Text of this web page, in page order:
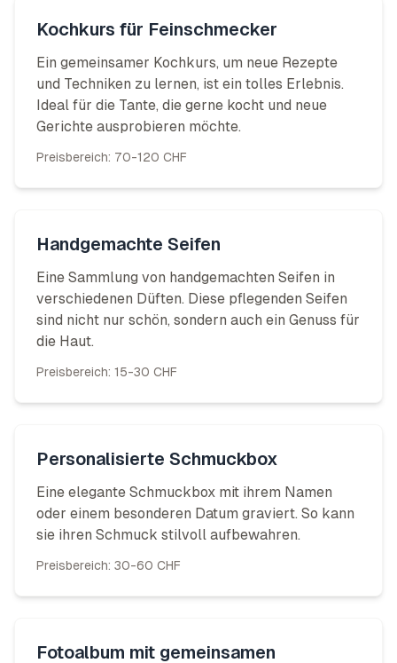
Kochkurs für Feinschmecker
Ein gemeinsamer Kochkurs, um neue Rezepte
und Techniken zu lernen, ist ein tolles Erlebnis.
Ideal für die Tante, die gerne kocht und neue
Gerichte ausprobieren möchte.
Preisbereich: 70-120 CHF
Handgemachte Seifen
Eine Sammlung von handgemachten Seifen in
verschiedenen Düften. Diese pflegenden Seifen
sind nicht nur schön, sondern auch ein Genuss für
die Haut.
Preisbereich: 15-30 CHF
Personalisierte Schmuckbox
Eine elegante Schmuckbox mit ihrem Namen
oder einem besonderen Datum graviert. So kann
sie ihren Schmuck stilvoll aufbewahren.
Preisbereich: 30-60 CHF
Fotoalbum mit gemeinsamen